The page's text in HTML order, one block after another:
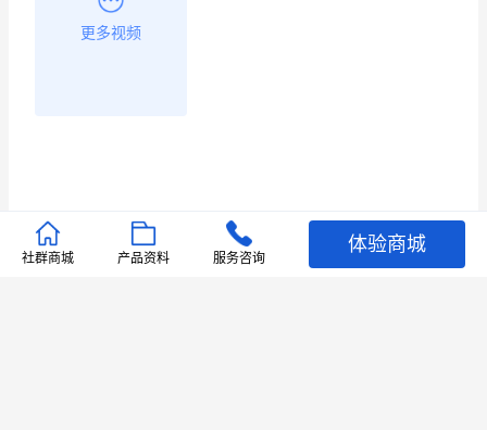
更多视频
推荐文章
社群商城 产品资料 服务咨询
体验商城